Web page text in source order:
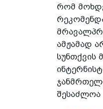
რომ
ამჟამად
სუნთქვის
შესაძლოა